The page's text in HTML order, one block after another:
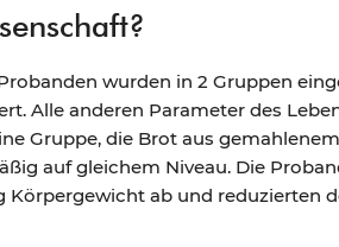
wurden in 2 Gruppen
Alle anderen Parameter des
Gruppe, die Brot aus
auf gleichem Niveau. Die
Körpergewicht ab und reduzierten